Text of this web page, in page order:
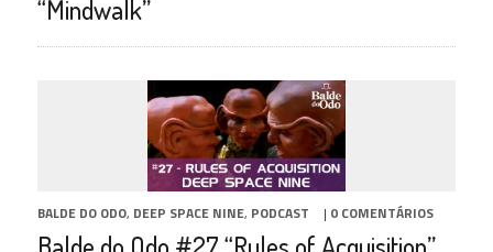
“Mindwalk”
BALDE DO ODO, DEEP SPACE NINE, PODCAST | 0 COMENTÁRIOS